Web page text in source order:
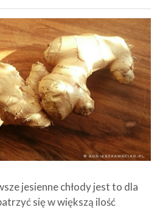
jesienne chłody jest to dla
się w większą ilość